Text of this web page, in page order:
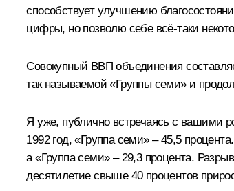
способствует улучшению
цифры, но позволю себе всё-таки
Совокупный ВВП объединения
так называемой «Группы семи» и
Я уже, публично встречаясь с вашими
1992 год, «Группа семи» – 45,5
а «Группа семи» – 29,3 процента.
десятилетие свыше 40 процентов